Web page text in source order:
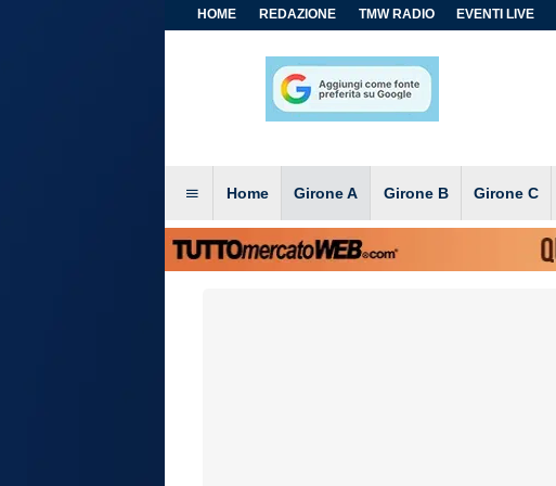
HOME REDAZIONE TMW RADIO EVENTI LIVE
Home Girone A Girone B Girone C